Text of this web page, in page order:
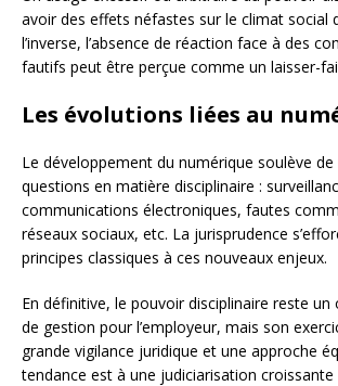
avoir des effets néfastes sur le climat social
l’inverse, l’absence de réaction face à des
fautifs peut être perçue comme un laisser-
Les évolutions liées au
Le développement du numérique soulève de
questions en matière disciplinaire :
communications électroniques, fautes
réseaux sociaux, etc. La jurisprudence
principes classiques à ces nouveaux enjeux.
En définitive, le pouvoir disciplinaire reste un
de gestion pour l’employeur, mais son
grande vigilance juridique et une approche
tendance est à une judiciarisation